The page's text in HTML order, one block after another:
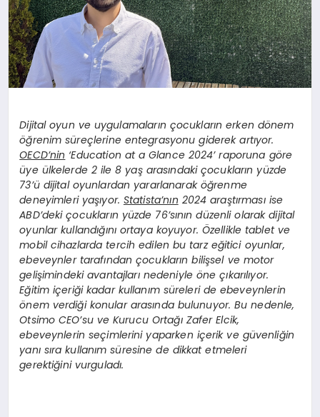
Dijital oyun ve uygulamaların çocukların erken dönem
öğrenim süreçlerine entegrasyonu giderek artıyor.
OECD’nin ‘Education at a Glance 2024’ raporuna göre
üye ülkelerde 2 ile 8 yaş arasındaki çocukların yüzde
73’ü dijital oyunlardan yararlanarak öğrenme
deneyimleri yaşıyor. Statista’nın 2024 araştırması ise
ABD’deki çocukların yüzde 76’sının düzenli olarak dijital
oyunlar kullandığını ortaya koyuyor. Özellikle tablet ve
mobil cihazlarda tercih edilen bu tarz eğitici oyunlar,
ebeveynler tarafından çocukların bilişsel ve motor
gelişimindeki avantajları nedeniyle öne çıkarılıyor.
Eğitim içeriği kadar kullanım süreleri de ebeveynlerin
önem verdiği konular arasında bulunuyor. Bu nedenle,
Otsimo CEO’su ve Kurucu Ortağı Zafer Elcik,
ebeveynlerin seçimlerini yaparken içerik ve güvenliğin
yanı sıra kullanım süresine de dikkat etmeleri
gerektiğini vurguladı.